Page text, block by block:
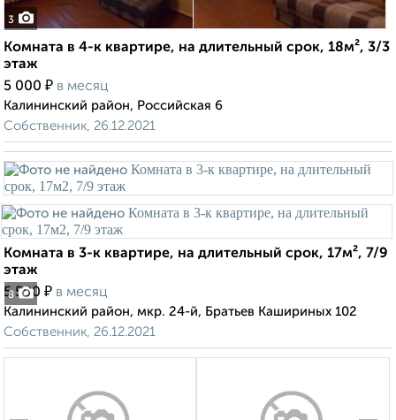
3
Комната в 4-к квартире, на длительный срок, 18м², 3/3
этаж
5 000 ₽ в месяц
Калининский район, Российская 6
Собственник, 26.12.2021
8
Комната в 3-к квартире, на длительный срок, 17м², 7/9
этаж
5 500 ₽ в месяц
Калининский район, мкр. 24-й, Братьев Кашириных 102
Собственник, 26.12.2021